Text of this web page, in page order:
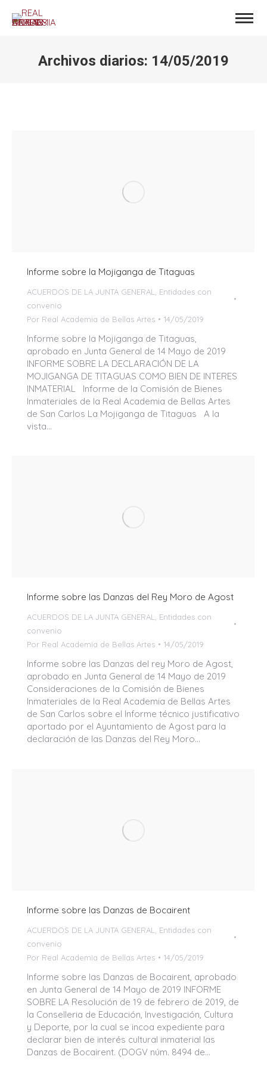
Archivos diarios: 14/05/2019
Informe sobre la Mojiganga de Titaguas
ACUERDOS DE LA JUNTA GENERAL
Entidades con
convenio
Por Real Academia de Bellas Artes 14/05/2019
Informe sobre la Mojiganga de Titaguas,
aprobado en Junta General de 14 Mayo de 2019
INFORME SOBRE LA DECLARACIÓN DE LA
MOJIGANGA DE TITAGUAS COMO BIEN DE INTERES
INMATERIAL Informe de la Comisión de Bienes
Inmateriales de la Real Academia de Bellas Artes
de San Carlos La Mojiganga de Titaguas A la
vista…
Informe sobre las Danzas del Rey Moro de Agost
ACUERDOS DE LA JUNTA GENERAL
Entidades con
convenio
Por Real Academia de Bellas Artes 14/05/2019
Informe sobre las Danzas del rey Moro de Agost,
aprobado en Junta General de 14 Mayo de 2019
Consideraciones de la Comisión de Bienes
Inmateriales de la Real Academia de Bellas Artes
de San Carlos sobre el Informe técnico justificativo
aportado por el Ayuntamiento de Agost para la
declaración de las Danzas del Rey Moro…
Informe sobre las Danzas de Bocairent
ACUERDOS DE LA JUNTA GENERAL
Entidades con
convenio
Por Real Academia de Bellas Artes 14/05/2019
Informe sobre las Danzas de Bocairent, aprobado
en Junta General de 14 Mayo de 2019 INFORME
SOBRE LA Resolución de 19 de febrero de 2019, de
la Conselleria de Educación, Investigación, Cultura
y Deporte, por la cual se incoa expediente para
declarar bien de interés cultural inmaterial las
Danzas de Bocairent. (DOGV núm. 8494 de…